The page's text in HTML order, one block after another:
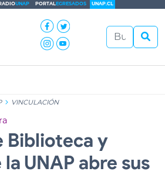
UNAP PORTALEGRESADOS UNAP.CL
VINCULACIÓN
Biblioteca y
UNAP abre sus